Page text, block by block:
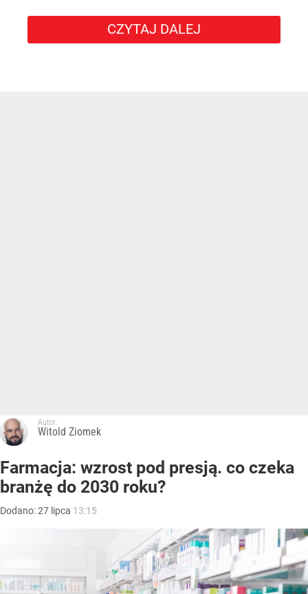
CZYTAJ DALEJ
Autor:
Witold Ziomek
Farmacja: wzrost pod presją. co czeka
branżę do 2030 roku?
Dodano:27 lipca 13:15